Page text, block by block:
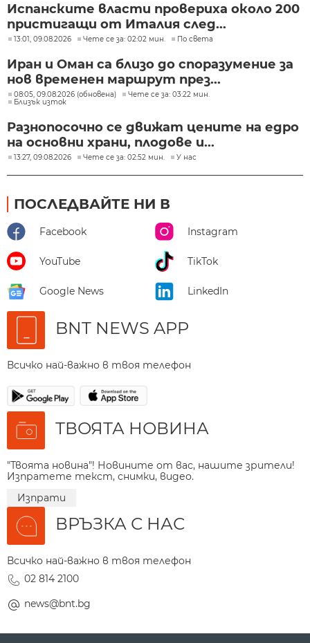
Испанските власти провериха около 200
пристигащи от Италия след...
13:01, 09.08.2026 Чете се за: 02:02 мин. По света
Иран и Оман са близо до споразумение за
нов временен маршрут през...
08:05, 09.08.2026 (обновена)
Чете се за: 03:22 мин.
Близък изток
Разнопосочно се движат цените на едро
на основни храни, плодове и...
13:27, 09.08.2026 Чете се за: 02:52 мин. У нас
ПОСЛЕДВАЙТЕ НИ В
Facebook Instagram
YouTube TikTok
Google News LinkedIn
BNT NEWS APP
Всичко най-важно в твоя телефон
ТВОЯТА НОВИНА
"Твоята новина"! Новините от вас, нашите зрители!
Изпратете текст, снимки, видео.
Изпрати
ВРЪЗКА С НАС
Всичко най-важно в твоя телефон
02 814 2100
news@bnt.bg